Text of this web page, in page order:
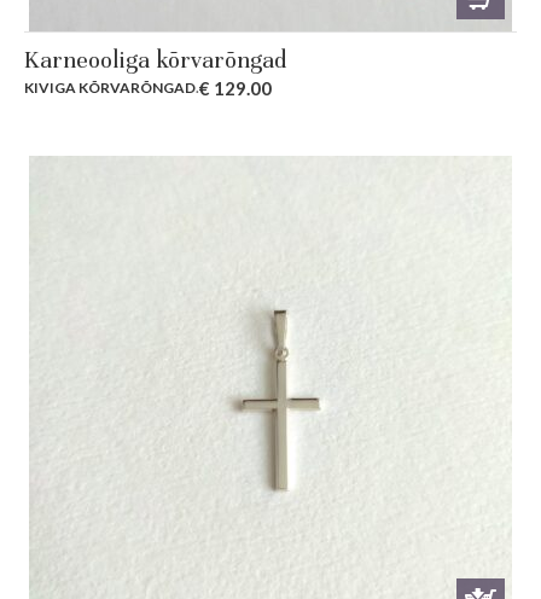
Karneooliga kõrvarõngad
KIVIGA KÕRVARÕNGAD.€ 129.00